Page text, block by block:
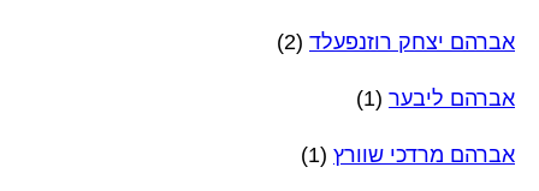
אברהם יצחק רוזנפעלד (2)
אברהם ליבער (1)
אברהם מרדכי שוורץ (1)